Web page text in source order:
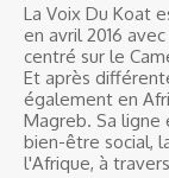
La Voix Du Koat
en avril 2016
centré sur le
Et après
également en
Magreb. Sa ligne
bien-être social,
l'Afrique, à